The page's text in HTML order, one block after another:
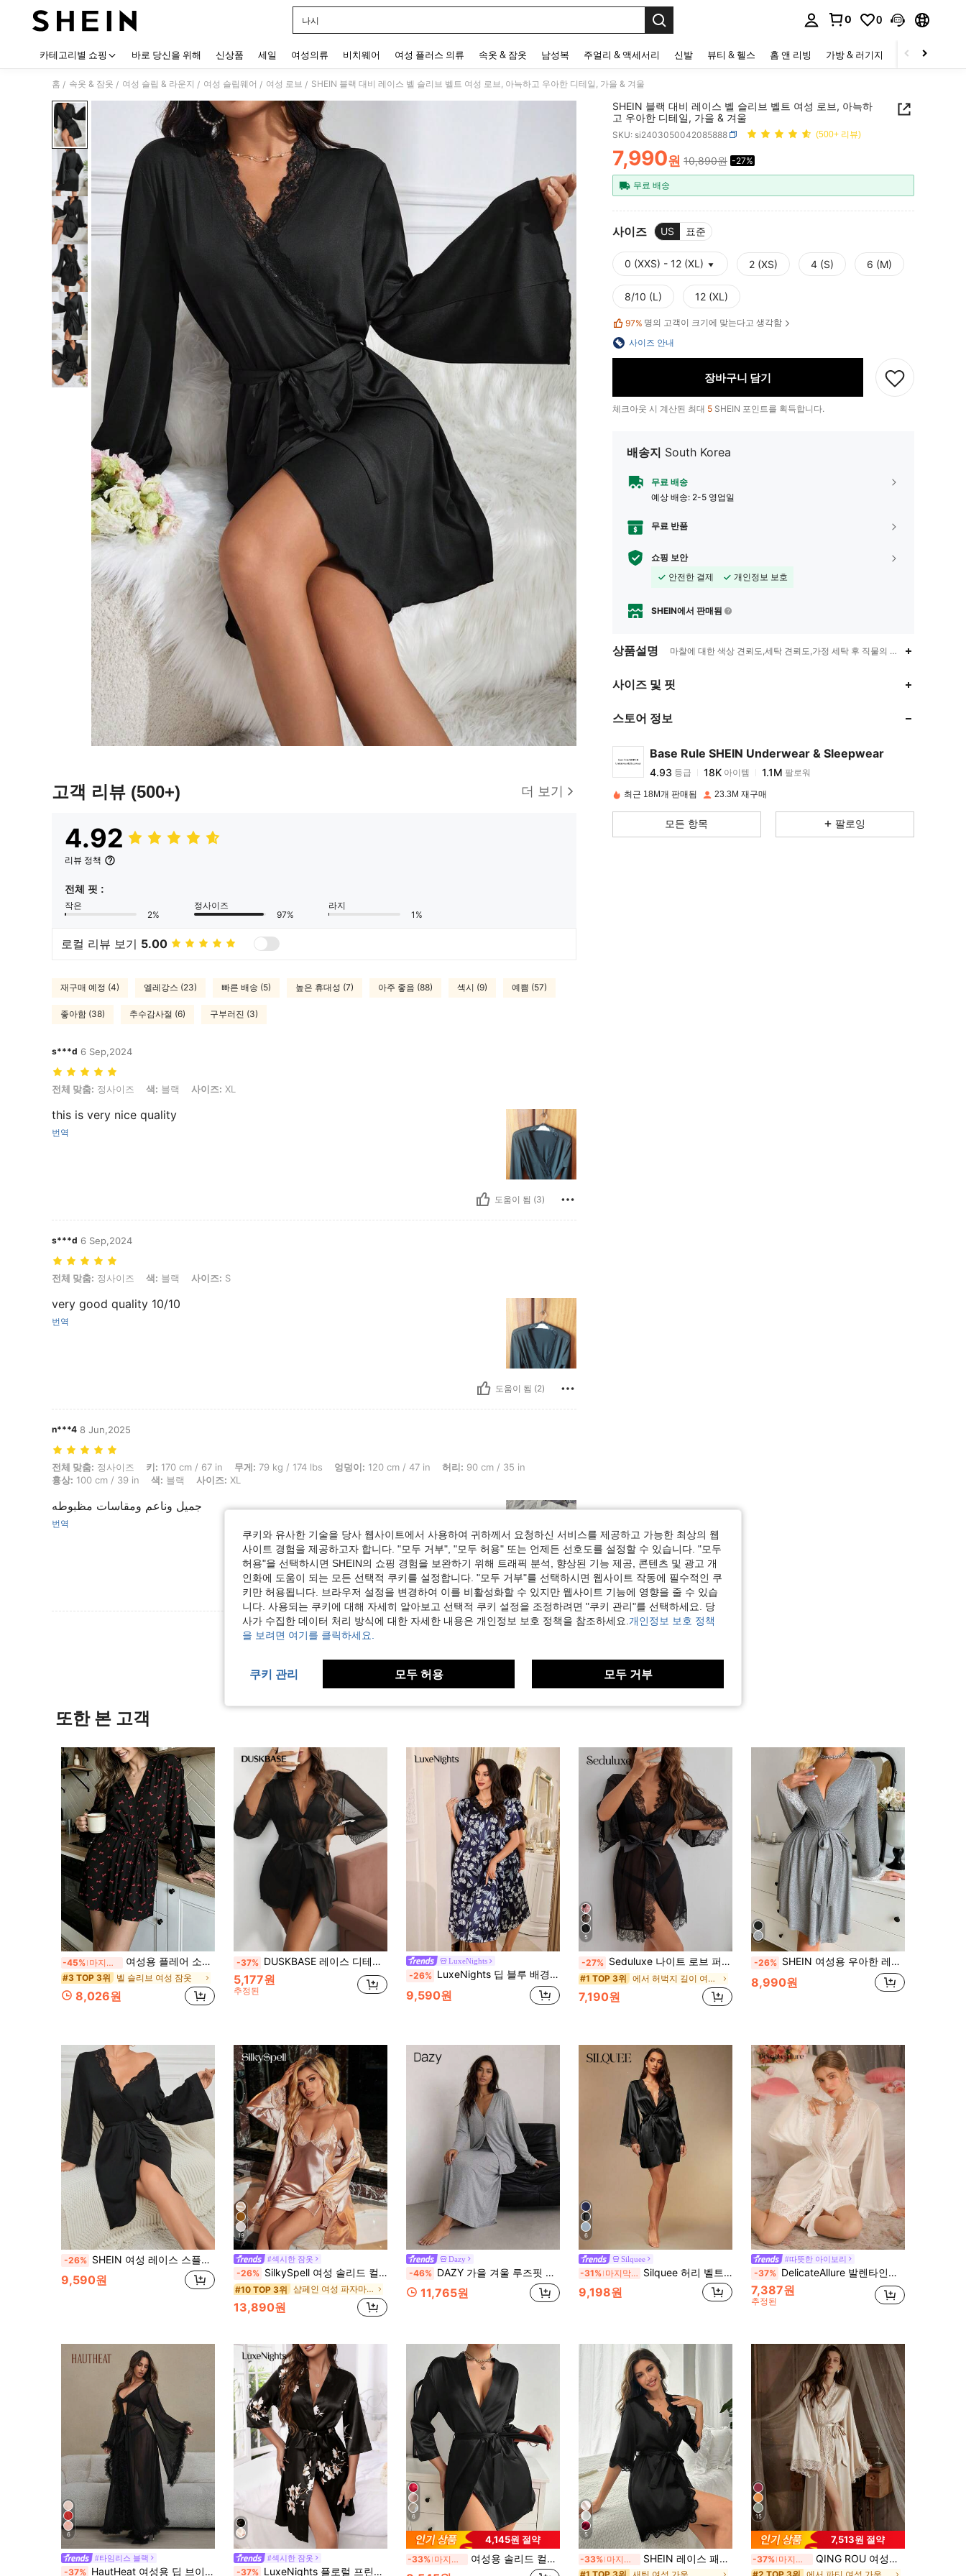
나시
0 0
카테고리별 쇼핑 바로 당신을 위해 신상품 세일 여성의류 비치웨어 여성 플러스 의류 속옷 & 잠옷 남성복 주얼리 & 액세서리 신발 뷰티 & 헬스 홈 앤 리빙 가방 & 러기지 스포츠 & 아웃
홈 / 속옷 & 잠옷 / 여성 슬립 & 라운지 / 여성 슬립웨어 / 여성 로브 / SHEIN 블랙 대비 레이스 벨 슬리브 벨트 여성 로브, 아늑하고 우아한 디테일, 가을 & 겨울
고객 리뷰 (500+) 더 보기
4.92
리뷰 정책
전체 핏 :
작은
2%
정사이즈
97%
라지
1%
로컬 리뷰 보기 5.00
재구매 예정 (4) 엘레강스 (23) 빠른 배송 (5) 높은 휴대성 (7) 아주 좋음 (88) 섹시 (9) 예쁨 (57)
좋아함 (38) 추수감사절 (6) 구부러진 (3)
s***d 6 Sep,2024
전체 맞춤: 정사이즈, 색: 블랙, 사이즈: XL
전체 맞춤: 정사이즈 색: 블랙 사이즈: XL
this is very nice quality
번역
도움이 됨 (3)
s***d 6 Sep,2024
전체 맞춤: 정사이즈, 색: 블랙, 사이즈: S
전체 맞춤: 정사이즈 색: 블랙 사이즈: S
very good quality 10/10
번역
도움이 됨 (2)
n***4 8 Jun,2025
전체 맞춤: 정사이즈, 키: 170 cm / 67 in, 무게: 79 kg / 174 lbs, 엉덩이: 120 cm / 47 in, 허리: 90 cm / 35 in, 흉상: 100 cm / 39 in, 색: 블랙, 사이즈: XL
전체 맞춤: 정사이즈 키: 170 cm / 67 in 무게: 79 kg / 174 lbs 엉덩이: 120 cm / 47 in 허리: 90 cm / 35 in
흉상: 100 cm / 39 in 색: 블랙 사이즈: XL
جميل وناعم ومقاسات مظبوطه
번역
도움이 됨 (1)
리뷰 더 보기
SHEIN 블랙 대비 레이스 벨 슬리브 벨트 여성 로브, 아늑하
고 우아한 디테일, 가을 & 겨울
SKU: si2403050042085888 (500+ 리뷰)
PRICE AND AVAILABILITY
7,990원 10,890원 -27%
무료 배송
사이즈 US 표준
0 (XXS) - 12 (XL) 2 (XS) 4 (S) 6 (M)
8/10 (L) 12 (XL)
97% 명의 고객이 크기에 맞는다고 생각함
사이즈 안내
장바구니 담기
체크아웃 시 계산된 최대 5 SHEIN 포인트를 획득합니다.
배송지 South Korea
무료 배송
예상 배송: 2-5 영업일
무료 반품
쇼핑 보안
안전한 결제
개인정보 보호
SHEIN에서 판매됨
상품설명 마찰에 대한 색상 견뢰도,세탁 견뢰도,가정 세탁 후 직물의 치수 변화,오버사이
사이즈 및 핏
스토어 정보
Base Rule SHEIN Underwear & Sleepwear
4.93
4.93 18K 1.1M 팔로워
u***a 이(가)하루 전에지불됨
최근 18M개 판매됨 23.3M 재구매
모든 항목 팔로잉
또한 본 고객
-45% 마지막 3일 여성용 플레어 소매 리본 프린트 캐주얼 타이 프론트 목욕 가운 - 편안하고 우아한, 가을/겨울 홈웨어
#3 TOP 3위 벨 슬리브 여성 잠옷
8,026원
-37% DUSKBASE 레이스 디테일 상추 옷단 허리띠 망사 로브 브라 미포함
5,177원
추정된
LuxeNights
-26% LuxeNights 딥 블루 배경 연한 색 아이리스 플로럴 프린트 레이스 트림 여성용 롱 나이트가운
9,590원
5
-27% Seduluxe 나이트 로브 퍼즐 속눈썹 레이스 옷단 시스루 망사
#1 TOP 3위 에서 허벅지 길이 여성 가운
7,190원
-26% SHEIN 여성용 우아한 레이스 패치워크 A라인 헴 롱 슬리브 로브, 가을, 겨울
8,990원
-26% SHEIN 여성 레이스 스플라이스 플레어 슬리브 벨트 로브, 가을, 겨울
9,590원
19
#섹시한 잠옷
-26% SilkySpell 여성 솔리드 컬러 레이스 스플 라이스 긴 소매 벨트 로브 & 슬릿 헴 캐미솔 드레스 우아한 잠옷 파자마 세트, 가을 겨울 옷 아늑하고 우아한 디테일
#10 TOP 3위 샴페인 여성 파자마 세트
13,890원
Dazy
-46% DAZY 가을 겨울 루즈핏 솔리드 컬러 미니멀리스트 여성 파자마 세트
11,765원
6
Silquee
-31% 마지막 3일 Silquee 허리 벨트 럭스 라운지웨어, 가을 & 겨울 아늑하고 우아한 디테일이 있는 여성용 레이스 트림 목욕 가운
9,198원
#따뜻한 아이보리
-37% DelicateAllure 발렌타인데이 섹시한 메쉬 레이스 트림 플레어 슬리브 여성 잠옷 로브
7,387원
추정된
6
#타임리스 블랙
-37% HautHeat 여성용 딥 브이넥 타이 프론트 메시 패치워크 섹시 시스루 긴팔 로브
#섹시한 잠옷
-37% LuxeNights 플로럴 프린트 벨트 새틴 로브 룩스라운지웨어, 가을, 겨울
6
4,145원 절약
-33% 마지막 3일 여성용 솔리드 컬러 우아한 타이 로브 잠옷, 얇고 섹시한 짧은 목욕 가운, 실키 소재 라운지웨어, 가정용, 신부 및 신부 들러리에게 적합
5
-33% 마지막 3일 SHEIN 레이스 패치워크, V넥 및 허리 벨트 Luxeloungewear가 있는 여성용 단색 잠옷, 가을, 겨울
15
7,513원 절약
-37% 마지막 3일 QING ROU 여성용 우아한 새틴 로브, 부드러운 레이스 트림, 플레어 긴 소매, 실키 & 편안함, 벨트 포함, 가정용으로 적합
쿠키와 유사한 기술을 당사 웹사이트에서 사용하여 귀하께서 요청하신 서비스를 제공하고 가능한 최상의 웹
사이트 경험을 제공하고자 합니다. "모두 거부", "모두 허용" 또는 언제든 선호도를 설정할 수 있습니다. "모두
허용"을 선택하시면 SHEIN의 쇼핑 경험을 보완하기 위해 트래픽 분석, 향상된 기능 제공, 콘텐츠 및 광고 개
인화에 도움이 되는 모든 선택적 쿠키를 설정합니다. "모두 거부"를 선택하시면 웹사이트 작동에 필수적인 쿠
키만 허용됩니다. 브라우저 설정을 변경하여 이를 비활성화할 수 있지만 웹사이트 기능에 영향을 줄 수 있습
니다. 사용되는 쿠키에 대해 자세히 알아보고 선택적 쿠키 설정을 조정하려면 "쿠키 관리"를 선택하세요. 당
사가 수집한 데이터 처리 방식에 대한 자세한 내용은 개인정보 보호 정책을 참조하세요. 개인정보 보호 정책
을 보려면 여기를 클릭하세요.
쿠키 관리 모두 허용 모두 거부